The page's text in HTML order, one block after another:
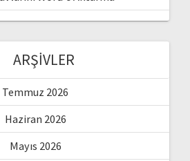
ARŞIVLER
Temmuz 2026
Haziran 2026
Mayıs 2026